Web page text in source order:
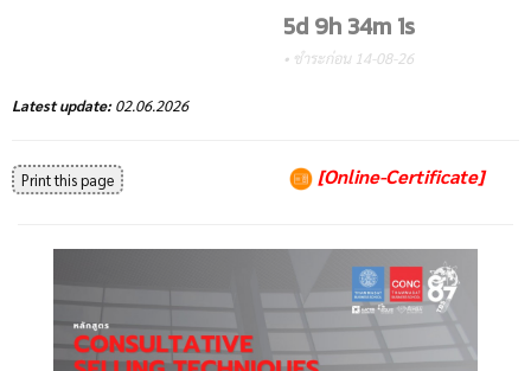
5d 9h 34m 0s
• ชำระก่อน 14-08-26
Latest update:02.06.2026
Print this page [Online-Certificate]